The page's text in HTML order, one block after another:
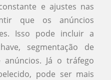
e ajustes nas
que os anúncios
Isso pode incluir a
segmentação de
Já o tráfego
pode ser mais